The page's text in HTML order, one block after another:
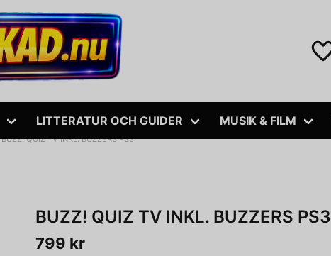
LITTERATUR OCH GUIDER MUSIK & FILM
BUZZ! QUIZ TV INKL. BUZZERS PS3
BUZZ! QUIZ TV INKL. BUZZERS PS3
799 kr